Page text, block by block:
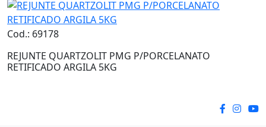
Cod.: 69178
REJUNTE QUARTZOLIT PMG P/PORCELANATO
RETIFICADO ARGILA 5KG